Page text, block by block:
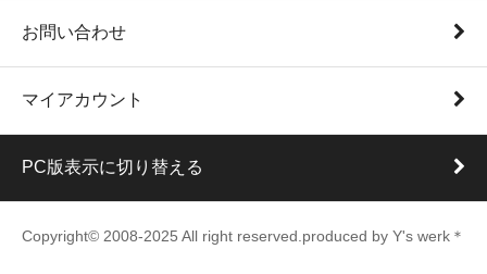
お問い合わせ
マイアカウント
PC版表示に切り替える
Copyright© 2008-2025 All right reserved.produced by Y's werk＊